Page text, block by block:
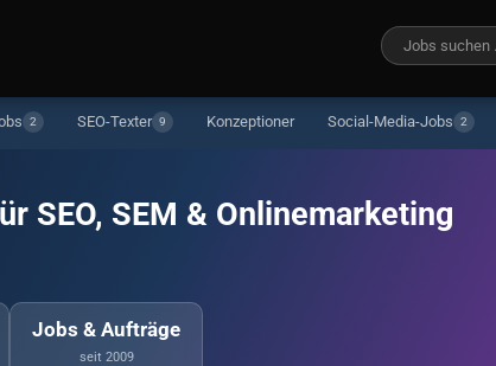
2 SEO-Texter 9 Konzeptioner Social-Media-Jobs 2
SEO, SEM & Onlinemarketing
Jobs & Aufträge
seit 2009